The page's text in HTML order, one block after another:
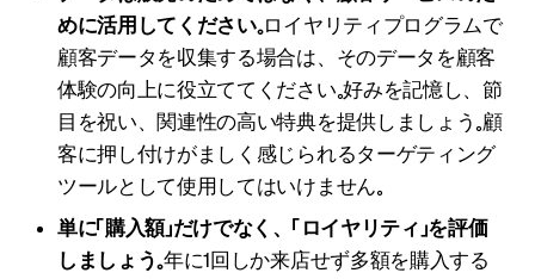
めに活用してください。ロイヤリティプログラムで
顧客データを収集する場合は、そのデータを顧客
体験の向上に役立ててください。好みを記憶し、節
目を祝い、関連性の高い特典を提供しましょう。顧
客に押し付けがましく感じられるターゲティング
ツールとして使用してはいけません。
単に「購入額」だけでなく、「ロイヤリティ」を評価
しましょう。年に1回しか来店せず多額を購入する